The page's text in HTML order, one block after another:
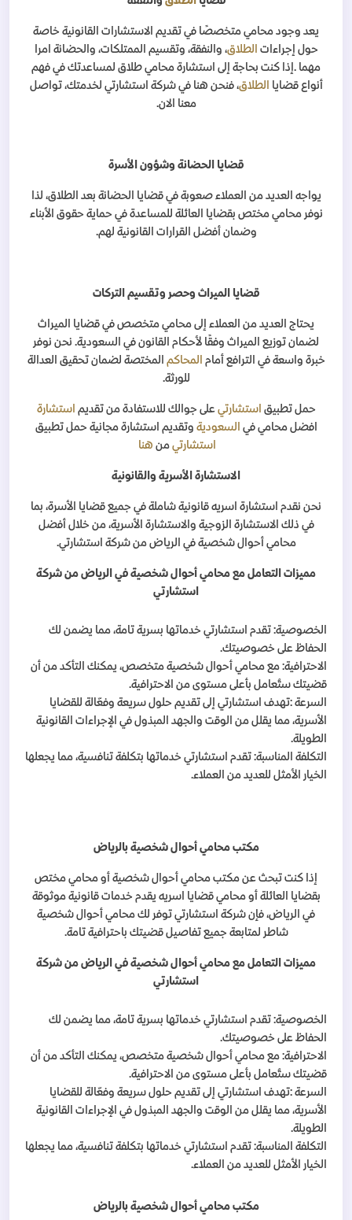
يعد وجود محامي متخصصًا في تقديم الاستشارات القانونية خاصة
حول إجراءات الطلاق، والنفقة، وتقسيم الممتلكات، والحضانة امرا
مهما . إذا كنت بحاجة إلى استشارة محامي طلاق لمساعدتك في فهم
أنواع قضايا
الطلاق، فنحن هنا في شركة استشارتي لخدمتك، تواصل
معنا الان.
قضايا الحضانة وشؤون الأسرة
يواجه العديد من العملاء صعوبة في قضايا الحضانة بعد الطلاق، لذا
نوفر محامي مختص بقضايا العائلة للمساعدة في حماية حقوق الأبناء
وضمان أفضل القرارات القانونية لهم.
قضايا الميراث وحصر وتقسيم التركات
يحتاج العديد من العملاء إلى محامي متخصص في قضايا الميراث
لضمان توزيع الميراث وفقًا لأحكام القانون في السعودية. نحن نوفر
خبرة واسعة في الترافع أمام المحاكم المختصة لضمان تحقيق العدالة
للورثة.
حمل تطبيق استشارتيعلى جوالك للاستفادة من تقديم استشارة
افضل محامي في السعودية وتقديم استشارة مجانية حمل تطبيق
استشارتي من هنا
الاستشارة الأسرية والقانونية
نحن نقدم استشارة اسريه قانونية شاملة في جميع قضايا الأسرة، بما
في ذلك الاستشارة الزوجية والاستشارة الأسرية، من خلال أفضل
محامي أحوال شخصية في الرياض من شركة استشارتي.
مميزات التعامل مع محامي أحوال شخصية في الرياض من شركة
استشارتي
الخصوصية: تقدم استشارتي خدماتها بسرية تامة، مما يضمن لك
الحفاظ على خصوصيتك.
الاحترافية: مع محامي أحوال شخصية متخصص، يمكنك التأكد من أن
قضيتك ستُعامل بأعلى مستوى من الاحترافية.
السرعة :تهدف استشارتي إلى تقديم حلول سريعة وفعّالة للقضايا
الأسرية، مما يقلل من الوقت والجهد المبذول في الإجراءات القانونية
الطويلة.
التكلفة المناسبة: تقدم استشارتي خدماتها بتكلفة تنافسية، مما يجعلها
الخيار الأمثل للعديد من العملاء.
مكتب محامي أحوال شخصية بالرياض
إذا كنت تبحث عن مكتب محامي أحوال شخصية أو محامي مختص
بقضايا العائلة أو محامي قضايا اسريه يقدم خدمات قانونية موثوقة
في الرياض، فإن شركة استشارتي توفر لك محامي أحوال شخصية
شاطر لمتابعة جميع تفاصيل قضيتك باحترافية تامة.
مميزات التعامل مع محامي أحوال شخصية في الرياض من شركة
استشارتي
الخصوصية: تقدم استشارتي خدماتها بسرية تامة، مما يضمن لك
الحفاظ على خصوصيتك.
الاحترافية: مع محامي أحوال شخصية متخصص، يمكنك التأكد من أن
قضيتك ستُعامل بأعلى مستوى من الاحترافية.
السرعة :تهدف استشارتي إلى تقديم حلول سريعة وفعّالة للقضايا
الأسرية، مما يقلل من الوقت والجهد المبذول في الإجراءات القانونية
الطويلة.
التكلفة المناسبة: تقدم استشارتي خدماتها بتكلفة تنافسية، مما يجعلها
الخيار الأمثل للعديد من العملاء.
مكتب محامي أحوال شخصية بالرياض